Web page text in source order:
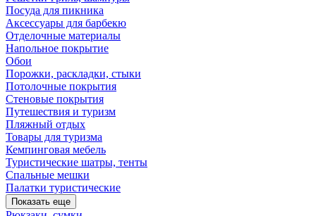
Посуда для пикника
Аксессуары для барбекю
Отделочные материалы
Напольное покрытие
Обои
Порожки, раскладки, стыки
Потолочные покрытия
Стеновые покрытия
Путешествия и туризм
Пляжный отдых
Товары для туризма
Кемпинговая мебель
Туристические шатры, тенты
Спальные мешки
Палатки туристические
Показать еще